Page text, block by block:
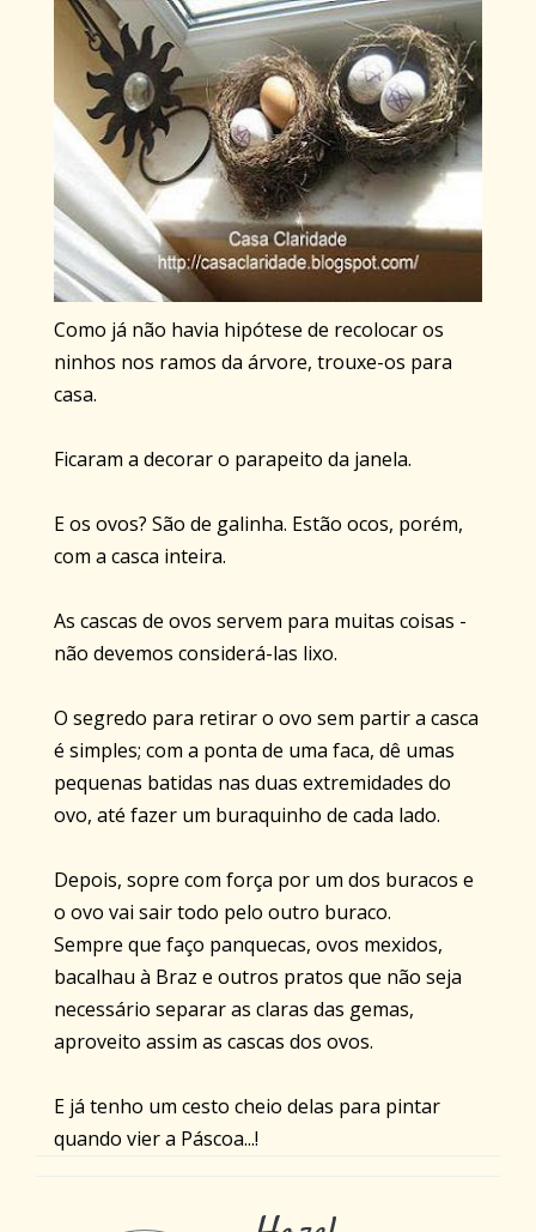
Como já não havia hipótese de recolocar os
ninhos nos ramos da árvore, trouxe-os para
casa.
Ficaram a decorar o parapeito da janela.
E os ovos? São de galinha. Estão ocos, porém,
com a casca inteira.
As cascas de ovos servem para muitas coisas -
não devemos considerá-las lixo.
O segredo para retirar o ovo sem partir a casca
é simples; com a ponta de uma faca, dê umas
pequenas batidas nas duas extremidades do
ovo, até fazer um buraquinho de cada lado.
Depois, sopre com força por um dos buracos e
o ovo vai sair todo pelo outro buraco.
Sempre que faço panquecas, ovos mexidos,
bacalhau à Braz e outros pratos que não seja
necessário separar as claras das gemas,
aproveito assim as cascas dos ovos.
E já tenho um cesto cheio delas para pintar
quando vier a Páscoa...!